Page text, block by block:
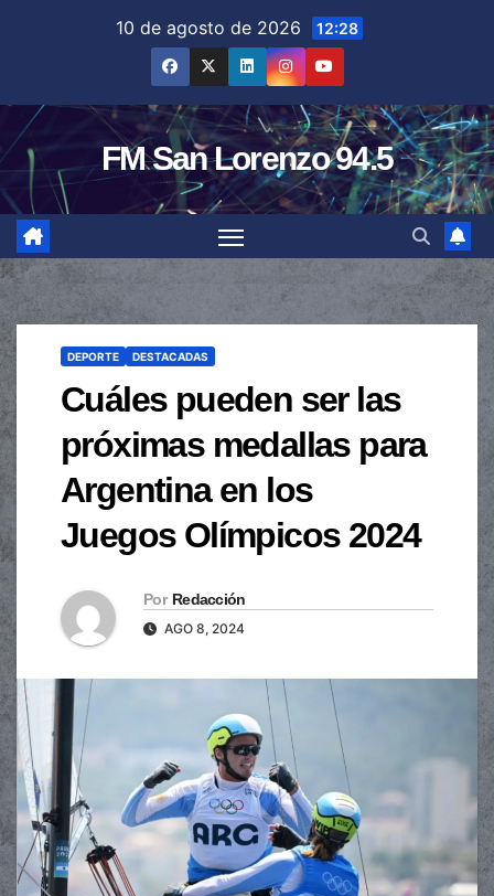
10 de agosto de 2026 12:28
FM San Lorenzo 94.5
DEPORTE DESTACADAS
Cuáles pueden ser las
próximas medallas para
Argentina en los
Juegos Olímpicos 2024
Por Redacción
AGO 8, 2024